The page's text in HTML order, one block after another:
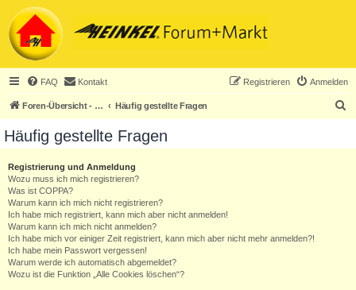
FAQ Kontakt Anmelden
Registrieren
Foren-Übersicht - ACHTUNG! Neuregistrierung nur noch für Heinkel-Club-Mitglieder! Häufig gestellte Fragen
Häufig gestellte Fragen
Registrierung und Anmeldung
Wozu muss ich mich registrieren?
Was ist COPPA?
Warum kann ich mich nicht registrieren?
Ich habe mich registriert, kann mich aber nicht anmelden!
Warum kann ich mich nicht anmelden?
Ich habe mich vor einiger Zeit registriert, kann mich aber nicht mehr anmelden?!
Ich habe mein Passwort vergessen!
Warum werde ich automatisch abgemeldet?
Wozu ist die Funktion „Alle Cookies löschen“?